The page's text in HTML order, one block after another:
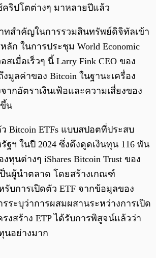
คริปโตต่างๆ มาหลายปีแล้ว
ทสำคัญในการรวมสินทรัพย์ดิจิทัลเข้า
ลัก ในการประชุม World Economic
สเมื่อเร็วๆ นี้ Larry Fink CEO ของ
มูลค่าของ Bitcoin ในฐานะเครื่อง
ากอัตราเงินเฟ้อและความเสี่ยงของ
น
Bitcoin ETFs แบบสปอตที่ประสบ
ฐฯ ในปี 2024 ซึ่งดึงดูดเงินทุน 116 พัน
ทุนต่างๆ iShares Bitcoin Trust ของ
ป็นผู้นำตลาด โดยสร้างเกณฑ์
บการเปิดตัว ETF จากข้อมูลของ
รระบุว่าการผสมผสานระหว่างการเปิด
งสร้าง ETP ได้รับการพิสูจน์แล้วว่า
นอย่างมาก